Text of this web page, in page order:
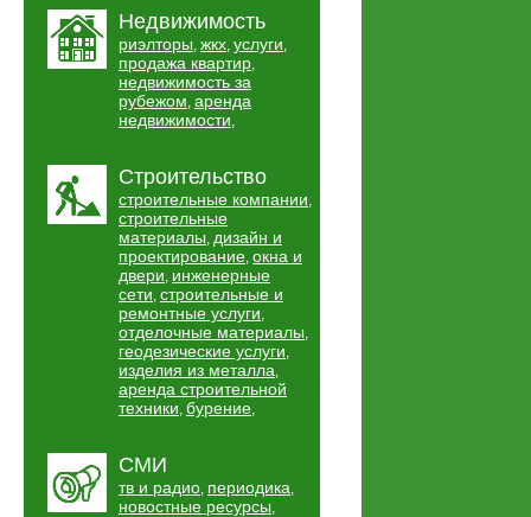
Недвижимость
риэлторы, жкх, услуги,
продажа квартир,
недвижимость за
рубежом, аренда
недвижимости,
Строительство
строительные компании,
строительные
материалы, дизайн и
проектирование, окна и
двери, инженерные
сети, строительные и
ремонтные услуги,
отделочные материалы,
геодезические услуги,
изделия из металла,
аренда строительной
техники, бурение,
СМИ
тв и радио, периодика,
новостные ресурсы,